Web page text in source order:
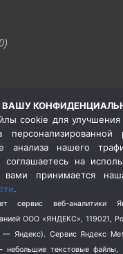
(3)
(3)
(404)
cookie для улучшения
анализа нашего
на
вами принимается
.
сервис веб-аналитики
ООО «ЯНДЕКС», 119021,
Яндекс). Сервис Яндекс
небольшие текстовые